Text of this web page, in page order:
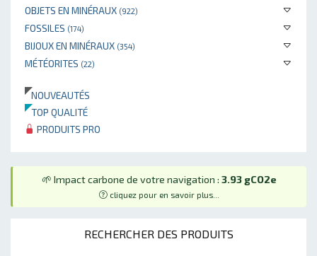
OBJETS EN MINÉRAUX (922)
FOSSILES (174)
BIJOUX EN MINÉRAUX (354)
MÉTÉORITES (22)
NOUVEAUTÉS
TOP QUALITÉ
PRODUITS PRO
🌱 Impact carbone de votre navigation : 3.93 gCO2e
cliquez pour en savoir plus...
RECHERCHER DES PRODUITS